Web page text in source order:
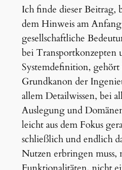
Ich finde dieser Beitrag,
dem Hinweis am
gesellschaftliche
bei Transportkonzepten
Systemdefinition,
Grundkanon der
allem Detailwissen, bei
Auslegung und
leicht aus dem Fokus
schließlich und endlich
Nutzen erbringen muss,